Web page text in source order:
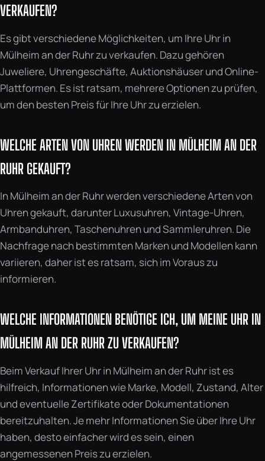
VERKAUFEN?
Es gibt verschiedene Möglichkeiten, um Ihre Uhr in
Mülheim an der Ruhr zu verkaufen. Dazu gehören
Juweliere, Uhrengeschäfte, Auktionshäuser und Online-
Plattformen. Es ist ratsam, mehrere Optionen zu prüfen,
um den besten Preis für Ihre Uhr zu erzielen.
WELCHE ARTEN VON UHREN WERDEN IN MÜLHEIM AN DER
RUHR GEKAUFT?
In Mülheim an der Ruhr werden verschiedene Arten von
Uhren gekauft, darunter Luxusuhren, Vintage-Uhren,
Armbanduhren, Taschenuhren und Sammleruhren. Die
Nachfrage nach bestimmten Marken und Modellen kann
variieren, daher ist es ratsam, sich im Voraus zu
informieren.
WELCHE INFORMATIONEN BENÖTIGE ICH, UM MEINE UHR IN
MÜLHEIM AN DER RUHR ZU VERKAUFEN?
Beim Verkauf Ihrer Uhr in Mülheim an der Ruhr ist es
hilfreich, Informationen wie Marke, Modell, Zustand, Alter
und eventuelle Zertifikate oder Dokumentationen
bereitzuhalten. Je mehr Informationen Sie über Ihre Uhr
haben, desto einfacher wird es sein, einen
angemessenen Preis zu erzielen.